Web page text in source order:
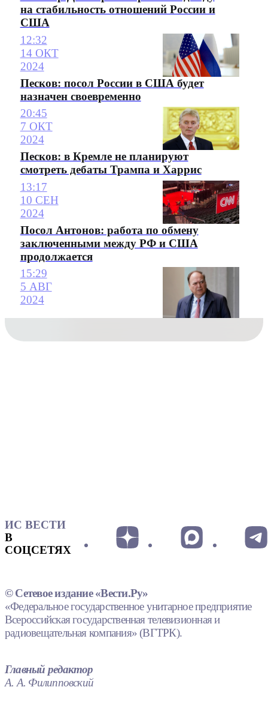
на стабильность отношений России и
США
12:32
14 ОКТ
2024
Песков: посол России в США будет
назначен своевременно
20:45
7 ОКТ
2024
Песков: в Кремле не планируют
смотреть дебаты Трампа и Харрис
13:17
10 СЕН
2024
Посол Антонов: работа по обмену
заключенными между РФ и США
продолжается
15:29
5 АВГ
2024
ИС ВЕСТИ
В
СОЦСЕТЯХ
© Сетевое издание «Вести.Ру»
«Федеральное государственное унитарное предприятие
Всероссийская государственная телевизионная и
радиовещательная компания» (ВГТРК).
Главный редактор
А. А. Филипповский